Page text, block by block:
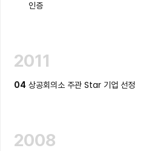
인증
2011
04 상공회의소 주관 Star 기업 선정
2008